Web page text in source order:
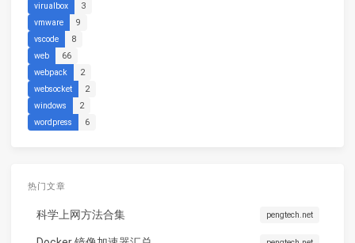
virualbox
3
vmware
9
vscode
8
web
66
webpack
2
websocket
2
windows
2
wordpress
6
热门文章
科学上网方法合集 pengtech.net